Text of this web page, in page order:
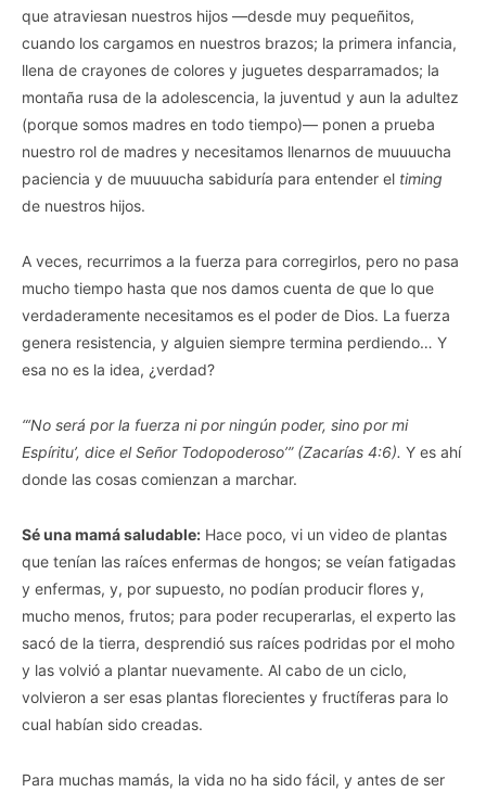
que atraviesan nuestros hijos —desde muy pequeñitos,
cuando los cargamos en nuestros brazos; la primera infancia,
llena de crayones de colores y juguetes desparramados; la
montaña rusa de la adolescencia, la juventud y aun la adultez
(porque somos madres en todo tiempo)— ponen a prueba
nuestro rol de madres y necesitamos llenarnos de muuuucha
paciencia y de muuuucha sabiduría para entender el timing
de nuestros hijos.
A veces, recurrimos a la fuerza para corregirlos, pero no pasa
mucho tiempo hasta que nos damos cuenta de que lo que
verdaderamente necesitamos es el poder de Dios. La fuerza
genera resistencia, y alguien siempre termina perdiendo… Y
esa no es la idea, ¿verdad?
“‘No será por la fuerza ni por ningún poder, sino por mi
Espíritu’, dice el Señor Todopoderoso’” (Zacarías 4:6). Y es ahí
donde las cosas comienzan a marchar.
Sé una mamá saludable: Hace poco, vi un video de plantas
que tenían las raíces enfermas de hongos; se veían fatigadas
y enfermas, y, por supuesto, no podían producir flores y,
mucho menos, frutos; para poder recuperarlas, el experto las
sacó de la tierra, desprendió sus raíces podridas por el moho
y las volvió a plantar nuevamente. Al cabo de un ciclo,
volvieron a ser esas plantas florecientes y fructíferas para lo
cual habían sido creadas.
Para muchas mamás, la vida no ha sido fácil, y antes de ser